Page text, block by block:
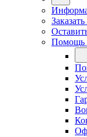
Помощь